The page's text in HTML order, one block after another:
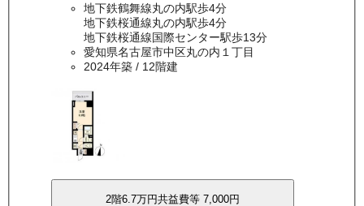
地下鉄鶴舞線丸の内駅歩4分
地下鉄桜通線丸の内駅歩4分
地下鉄桜通線国際センター駅歩13分
愛知県名古屋市中区丸の内１丁目
2024年築/ 12階建
2階6.7万円共益費等 7,000円